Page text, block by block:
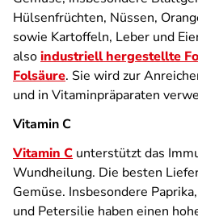
Hülsenfrüchten, Nüssen,
sowie Kartoffeln, Leber und
alsoindustriell hergestellte
Folsäure. Sie wird zur
und in Vitaminpräparaten
Vitamin C
Vitamin C unterstützt das
Wundheilung. Die besten
Gemüse. Insbesondere
und Petersilie haben einen